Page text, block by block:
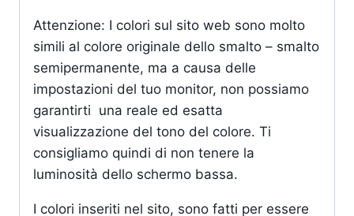
Attenzione: I colori sul sito web sono molto
simili al colore originale dello smalto – smalto
semipermanente, ma a causa delle
impostazioni del tuo monitor, non possiamo
garantirti una reale ed esatta
visualizzazione del tono del colore. Ti
consigliamo quindi di non tenere la
luminosità dello schermo bassa.
I colori inseriti nel sito, sono fatti per essere